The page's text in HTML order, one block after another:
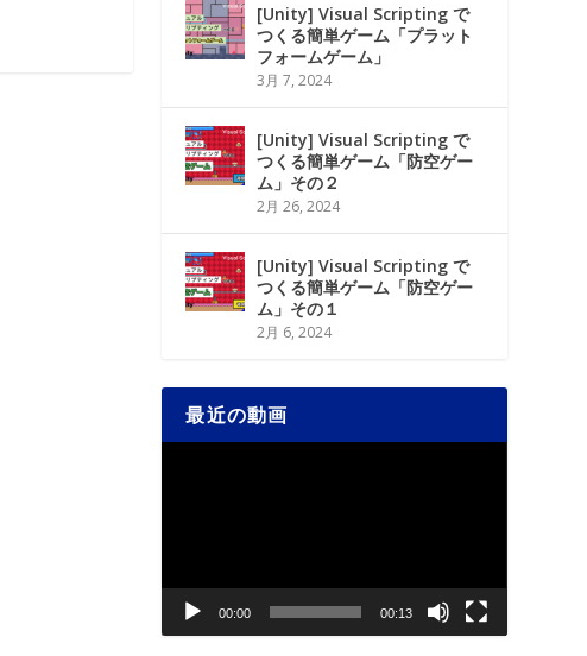
[Unity] Visual Scripting で
つくる簡単ゲーム「プラット
フォームゲーム」
3月 7, 2024
[Unity] Visual Scripting で
つくる簡単ゲーム「防空ゲー
ム」その２
2月 26, 2024
[Unity] Visual Scripting で
つくる簡単ゲーム「防空ゲー
ム」その１
2月 6, 2024
最近の動画
ヤ
00:00 00:13